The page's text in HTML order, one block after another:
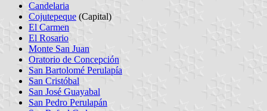
Candelaria
Cojutepeque (Capital)
El Carmen
El Rosario
Monte San Juan
Oratorio de Concepción
San Bartolomé Perulapía
San Cristóbal
San José Guayabal
San Pedro Perulapán